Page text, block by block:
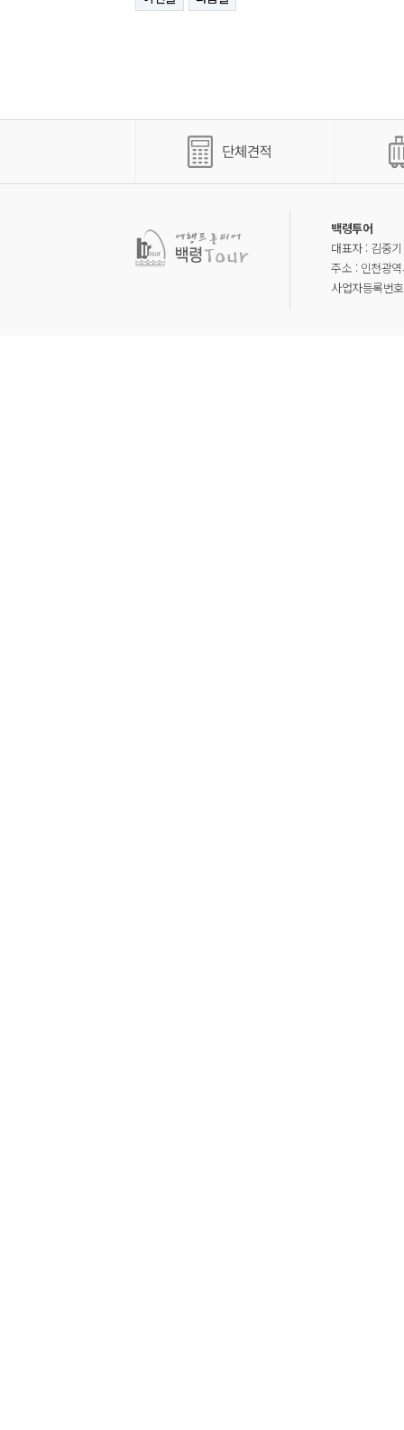
백령투어
대표자 : 김중기
주소 : 인천광
사업자등록번